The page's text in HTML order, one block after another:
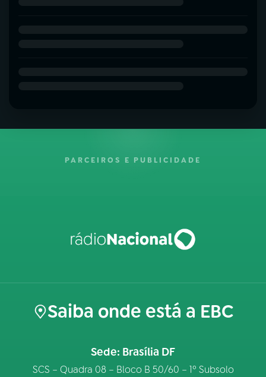
PARCEIROS E PUBLICIDADE
Saiba onde está a EBC
Sede: Brasília DF
SCS – Quadra 08 – Bloco B 50/60 – 1º Subsolo